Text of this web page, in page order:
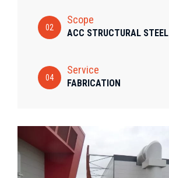
02
Scope
ACC STRUCTURAL STEEL
04
Service
FABRICATION